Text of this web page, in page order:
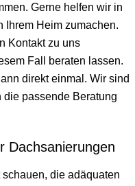
Gerne helfen wir in
Ihrem Heim zumachen.
Kontakt zu uns
Fall beraten lassen.
direkt einmal. Wir sind
die passende Beratung
Dachsanierungen
die adäquaten